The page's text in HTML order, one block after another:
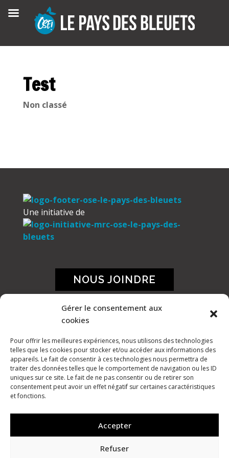
Gérer le consentement aux
cookies
Pour offrir les meilleures expériences, nous utilisons des technologies
telles que les cookies pour stocker et/ou accéder aux informations des
appareils. Le fait de consentir à ces technologies nous permettra de
traiter des données telles que le comportement de navigation ou les ID
uniques sur ce site. Le fait de ne pas consentir ou de retirer son
consentement peut avoir un effet négatif sur certaines caractéristiques
et fonctions.
Accepter
Refuser
Test
Non classé
Une initiative de
NOUS JOINDRE